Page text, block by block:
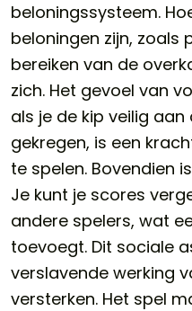
beloningssysteem.
beloningen zijn, zoals
bereiken van de
zich. Het gevoel van
als je de kip veilig
gekregen, is een
te spelen. Bovendien
Je kunt je scores
andere spelers, wat
toevoegt. Dit sociale
verslavende werking
versterken. Het spel